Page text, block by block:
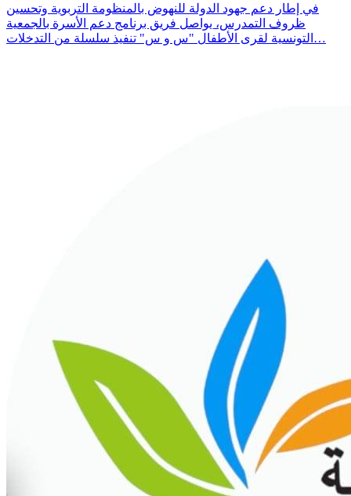
في إطار دعم جهود الدولة للنهوض بالمنظومة التربوية وتحسين
ظروف التمدرس، يواصل فريق برنامج دعم الأسرة بالجمعية
التونسية لقرى الأطفال "س و س" تنفيذ سلسلة من التدخلات…